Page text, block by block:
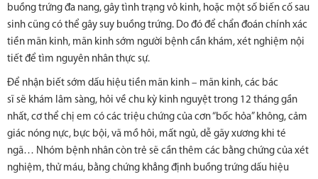
buồng trứng đa nang, gây tình trạng vô kinh, hoặc một số biến cố sau
sinh cũng có thể gây suy buồng trứng. Do đó để chẩn đoán chính xác
tiền mãn kinh, mãn kinh sớm người bệnh cần khám, xét nghiệm nội
tiết để tìm nguyên nhân thực sự.
Để nhận biết sớm dấu hiệu tiền mãn kinh – mãn kinh, các bác
sĩ sẽ khám lâm sàng, hỏi về chu kỳ kinh nguyệt trong 12 tháng gần
nhất, cơ thể chị em có các triệu chứng của cơn “bốc hỏa” không, cảm
giác nóng nực, bực bội, vã mồ hôi, mất ngủ, dễ gãy xương khi té
ngã… Nhóm bệnh nhân còn trẻ sẽ cần thêm các bằng chứng của xét
nghiệm, thử máu, bằng chứng khẳng định buồng trứng dấu hiệu